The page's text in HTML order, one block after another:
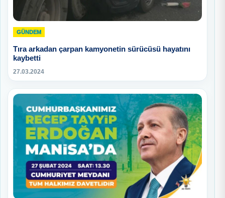
GÜNDEM
Tıra arkadan çarpan kamyonetin sürücüsü hayatını
kaybetti
27.03.2024